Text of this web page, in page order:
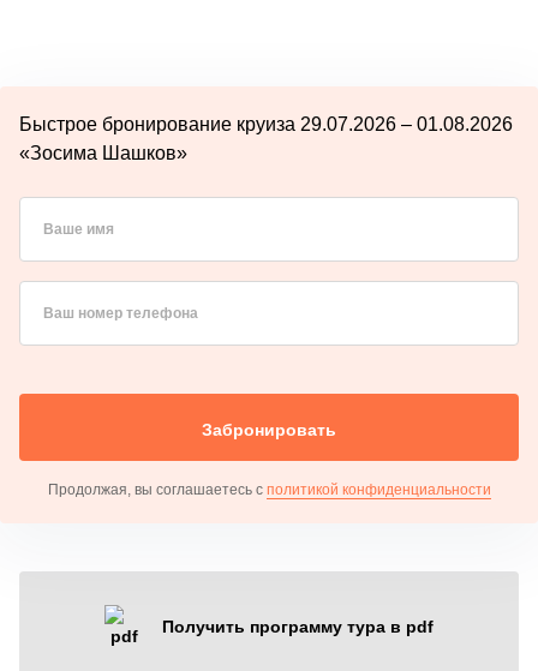
Быстрое бронирование круиза 29.07.2026 – 01.08.2026
«Зосима Шашков»
Ваше имя
Ваш номер телефона
Забронировать
Продолжая, вы соглашаетесь с политикой конфиденциальности
Получить программу тура в pdf